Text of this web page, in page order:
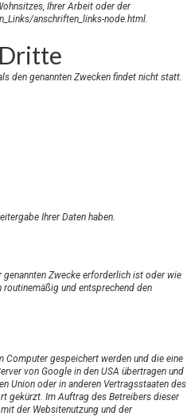
Ihrer Arbeit oder der
anschriften_links-node.html.
den genannten Zwecken findet nicht statt.
Ihrer Daten haben.
genannten Zwecke erforderlich ist oder wie
und entsprechend den
Computer gespeichert werden und die eine
von Google in den USA übertragen und
Union oder in anderen Vertragsstaaten des
gekürzt. Im Auftrag des Betreibers dieser
der Websitenutzung und der